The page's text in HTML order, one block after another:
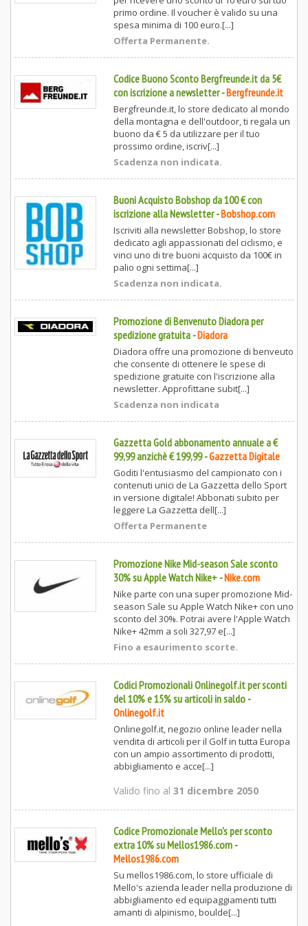
primo ordine. Il voucher è valido su una
spesa minima di 100 euro.[...]
Offerta Permanente.
Codice Buono Sconto Bergfreunde.it da 5€
con iscrizione a newsletter-Bergfreunde.it
Bergfreunde.it, lo store dedicato al mondo
della montagna e dell'outdoor, ti regala un
buono da € 5 da utilizzare per il tuo
prossimo ordine, iscriv[...]
Scadenza non indicata.
Buoni Acquisto Bobshop da 100 € con
iscrizione alla Newsletter-Bobshop.com
Iscriviti alla newsletter Bobshop, lo store
dedicato agli appassionati del ciclismo, e
vinci uno di tre buoni acquisto da 100€ in
palio ogni settima[...]
Scadenza non indicata.
Promozione di Benvenuto Diadora per
spedizione gratuita-Diadora
Diadora offre una promozione di benveuto
che consente di ottenere le spese di
spedizione gratuite con l'iscrizione alla
newsletter. Approfittane subit[...]
Scadenza non indicata
Gazzetta Gold abbonamento annuale a €
99,99 anzichè € 199,99-Gazzetta Digitale
Goditi l'entusiasmo del campionato con i
contenuti unici de La Gazzetta dello Sport
in versione digitale! Abbonati subito per
leggere La Gazzetta dell[...]
Offerta Permanente
Promozione Nike Mid-season Sale sconto
30% su Apple Watch Nike+-Nike.com
Nike parte con una super promozione Mid-
season Sale su Apple Watch Nike+ con uno
sconto del 30%. Potrai avere l'Apple Watch
Nike+ 42mm a soli 327,97 e[...]
Fino a esaurimento scorte.
Codici Promozionali Onlinegolf.it per sconti
del 10% e 15% su articoli in saldo-
Onlinegolf.it
Onlinegolf.it, negozio online leader nella
vendita di articoli per il Golf in tutta Europa
con un ampio assortimento di prodotti,
abbigliamento e acce[...]
Valido fino al 31 dicembre 2050
Codice Promozionale Mello's per sconto
extra 10% su Mellos1986.com-
Mellos1986.com
Su mellos1986.com, lo store ufficiale di
Mello's azienda leader nella produzione di
abbigliamento ed equipaggiamenti tutti
amanti di alpinismo, boulde[...]